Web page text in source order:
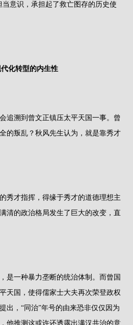
意识，承担起了救亡图存的历史使
化转型的内生性
追溯到曾文正镇压太平天国一事。曾
的叛乱？秋风先生认为，就是靠秀才
秀才指挥，得缘于秀才的道德理想主
清的政治格局发生了巨大的改变，直
是一种暴力垄断的统治体制。而曾国
天国，使得儒家士大夫再次荣登政权
出，“同治”年号的由来恐非仅仅因为
他推测这或许还透露出满汉共治的意